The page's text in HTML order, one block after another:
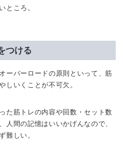
ところ。
つける
ーバーロードの原則といって、筋
しいくことが不可欠。
た筋トレの内容や回数・セット数
人間の記憶はいいかげんなので、
難しい。